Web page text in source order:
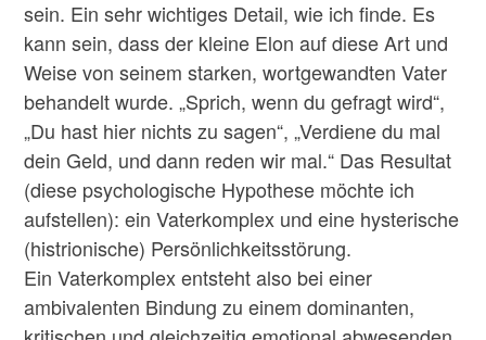
sein. Ein sehr wichtiges Detail, wie ich finde. Es
kann sein, dass der kleine Elon auf diese Art und
Weise von seinem starken, wortgewandten Vater
behandelt wurde. „Sprich, wenn du gefragt wird“,
„Du hast hier nichts zu sagen“, „Verdiene du mal
dein Geld, und dann reden wir mal.“ Das Resultat
(diese psychologische Hypothese möchte ich
aufstellen): ein Vaterkomplex und eine hysterische
(histrionische) Persönlichkeitsstörung.
Ein Vaterkomplex entsteht also bei einer
ambivalenten Bindung zu einem dominanten,